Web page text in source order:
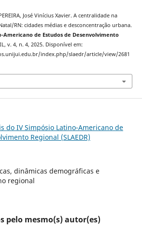
José Vinícius Xavier. A centralidade na
RN: cidades médias e desconcentração urbana.
Americano de Estudos de Desenvolvimento
v. 4, n. 4, 2025. Disponível em:
index.php/slaedr/article/view/2681
do IV Simpósio Latino-Americano de
Regional (SLAEDR)
dinâmicas demográficas e
regional
pelo mesmo(s) autor(es)